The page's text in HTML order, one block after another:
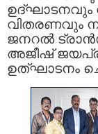
ഉദ്ഘാടനവും
വിതരണവും
ജനറൽ
അജീഷ്
ഉത്ഘാടനം